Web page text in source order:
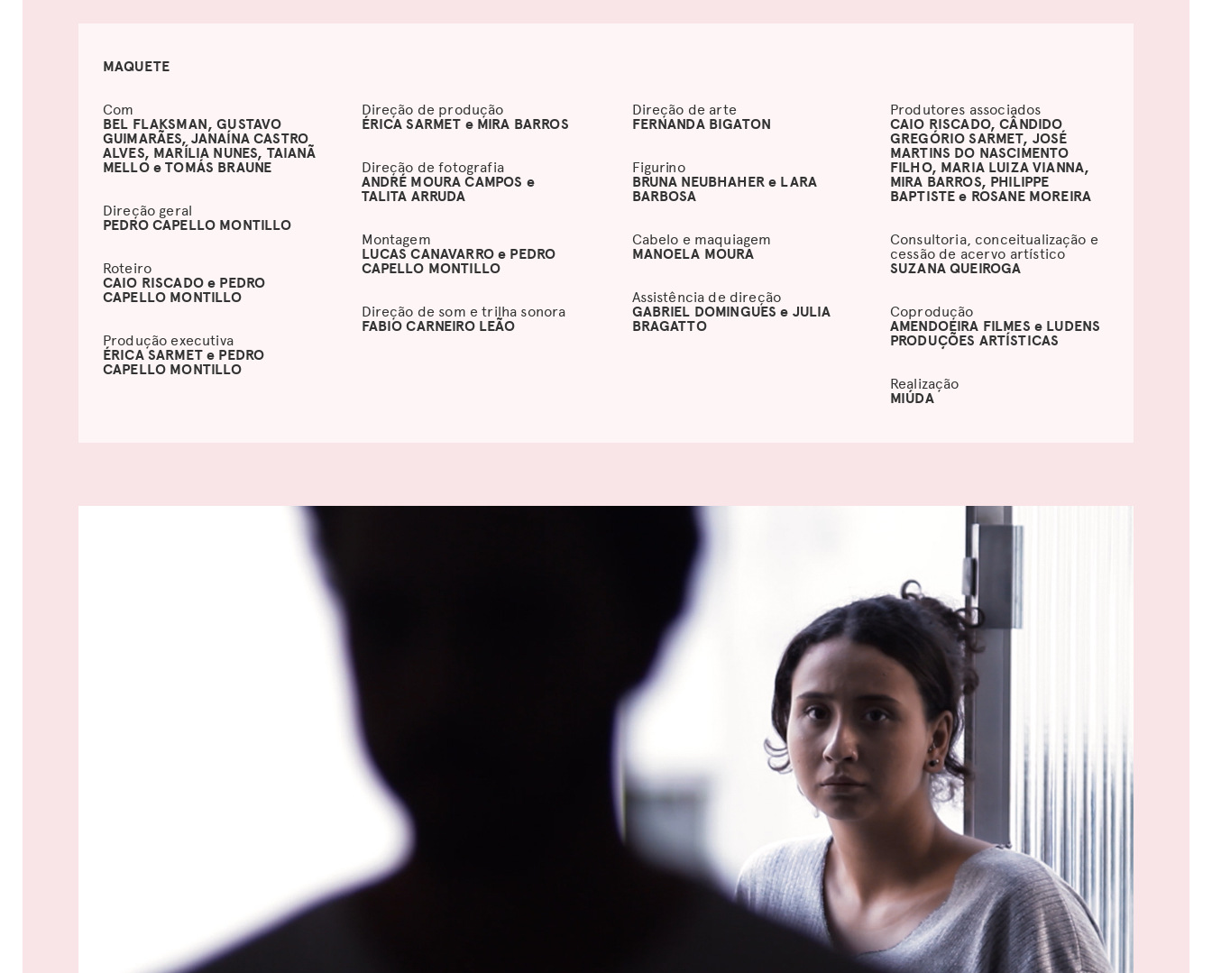
MAQUETE
Com
BEL FLAKSMAN, GUSTAVO
GUIMARÃES, JANAÍNA CASTRO
ALVES, MARÍLIA NUNES, TAIANÃ
MELLO e TOMÁS BRAUNE
Direção geral
PEDRO CAPELLO MONTILLO
Roteiro
CAIO RISCADO e PEDRO
CAPELLO MONTILLO
Produção executiva
ÉRICA SARMET e PEDRO
CAPELLO MONTILLO
Direção de produção
ÉRICA SARMET e MIRA BARROS
Direção de fotografia
ANDRÉ MOURA CAMPOS e
TALITA ARRUDA
Montagem
LUCAS CANAVARRO e PEDRO
CAPELLO MONTILLO
Direção de som e trilha sonora
FABIO CARNEIRO LEÃO
Direção de arte
FERNANDA BIGATON
Figurino
BRUNA NEUBHAHER e LARA
BARBOSA
Cabelo e maquiagem
MANOELA MOURA
Assistência de direção
GABRIEL DOMINGUES e JULIA
BRAGATTO
Produtores associados
CAIO RISCADO, CÂNDIDO
GREGÓRIO SARMET, JOSÉ
MARTINS DO NASCIMENTO
FILHO, MARIA LUIZA VIANNA,
MIRA BARROS, PHILIPPE
BAPTISTE e ROSANE MOREIRA
Consultoria, conceitualização e
cessão de acervo artístico
SUZANA QUEIROGA
Coprodução
AMENDOEIRA FILMES e LUDENS
PRODUÇÕES ARTÍSTICAS
Realização
MIÚDA